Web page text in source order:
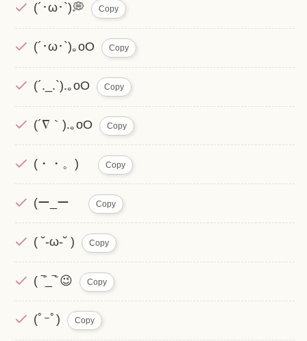
(´･ω･`)💭 Copy
(´･ω･`)｡oO Copy
(´._.`).｡oO Copy
(´∇｀).｡oO Copy
(・・。)ゞ Copy
(ー_ーゞ Copy
( ˘-ω-˘ ) Copy
( ‾᷄_‾᷅ 😉 Copy
(ﾟｰﾟ) Copy